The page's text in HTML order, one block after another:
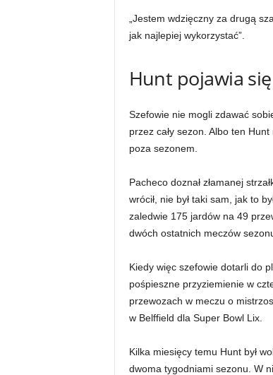
„Jestem wdzięczny za drugą
jak najlepiej wykorzystać”.
Hunt pojawia
Szefowie nie mogli zdawać
przez cały sezon. Albo ten
poza sezonem.
Pacheco doznał złamanej
wrócił, nie był taki sam, jak to
zaledwie 175 jardów na 49
dwóch ostatnich meczów
Kiedy więc szefowie dotarli do
pośpieszne przyziemienie w
przewozach w meczu o
w Belffield dla Super Bowl Lix.
Kilka miesięcy temu Hunt był
dwoma tygodniami sezonu. W